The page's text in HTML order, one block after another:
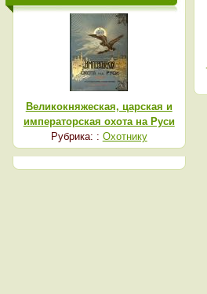
Великокняжеская, царская и
императорская охота на Руси
Рубрика: : Охотнику